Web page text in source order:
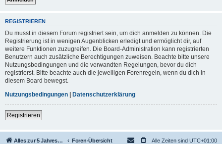
REGISTRIEREN
Du musst in diesem Forum registriert sein, um dich anmelden zu können. Die
Registrierung ist in wenigen Augenblicken erledigt und ermöglicht dir, auf
weitere Funktionen zuzugreifen. Die Board-Administration kann registrierten
Benutzern auch zusätzliche Berechtigungen zuweisen. Beachte bitte unsere
Nutzungsbedingungen und die verwandten Regelungen, bevor du dich
registrierst. Bitte beachte auch die jeweiligen Forenregeln, wenn du dich in
diesem Board bewegst.
Nutzungsbedingungen | Datenschutzerklärung
Registrieren
Alles zur 5 Jahreswertung / Tabelle der UEFA mit vielen Statistiken. Foren-Übersicht Alle Zeiten sind UTC+01:00